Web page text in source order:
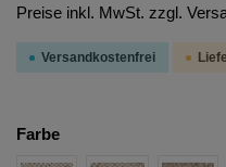
Preise inkl. MwSt. zzgl.
Versandkostenfrei
Farbe